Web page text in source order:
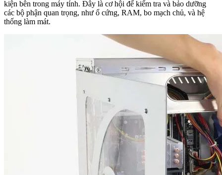
kiện bên trong máy tính. Đây là cơ hội để kiểm tra và bảo dưỡng
các bộ phận quan trọng, như ổ cứng, RAM, bo mạch chủ, và hệ
thống làm mát.